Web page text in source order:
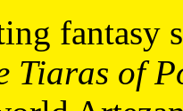
fantasy
Tiaras of